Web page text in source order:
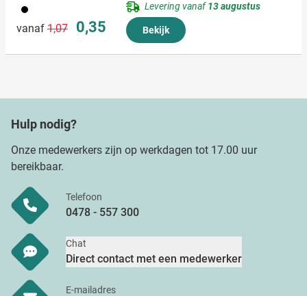
001
vanaf Normale prijs
1,07 Speciale prijs
0,35
Levering vanaf13 augustus
Bekijk
Hulp nodig?
Onze medewerkers zijn op werkdagen tot 17.00 uur
bereikbaar.
Telefoon
0478 - 557 300
Chat
Direct contact met een medewerker
E-mailadres